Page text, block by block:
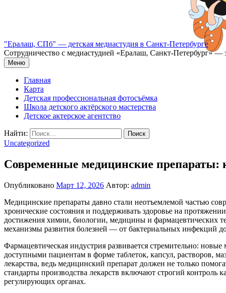
"Ералаш, СПб" — детская медиастудия в Санкт-Петербурге
Сотрудничество с медиастудией «Epaлаш, Санкт-Петербург»
Меню
Главная
Карта
Детская профессиональная фотосъёмка
Школа детского актёрского мастерства
Детское актерское агентство
Найти:
Uncategorized
Современные медицинские препараты:
Опубликовано Март 12, 2026 Автор: admin
Медицинские препараты давно стали неотъемлемой частью
хронические состояния и поддерживать здоровье на
достижения химии, биологии, медицины и фармацевтических
механизмы развития болезней — от бактериальных инфекций
Фармацевтическая индустрия развивается стремительно:
доступными пациентам в форме таблеток, капсул, растворов,
лекарства, ведь медицинский препарат должен не только
стандарты производства лекарств включают строгий
регулирующих органах.